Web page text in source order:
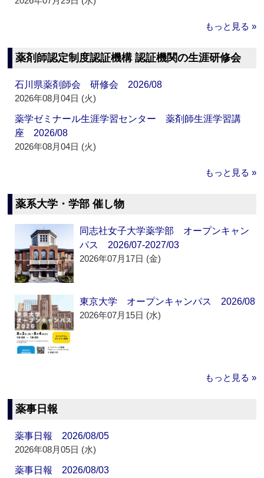
もっと見る »
薬剤師認定制度認証機構 認証機関の生涯研修会
石川県薬剤師会 研修会 2026/08
2026年08月04日 (火)
薬学ゼミナール生涯学習センター 薬剤師生涯学習講
座 2026/08
2026年08月04日 (火)
もっと見る »
薬系大学・学部 催し物
同志社女子大学薬学部 オープンキャン
パス 2026/07-2027/03
2026年07月17日 (金)
東京大学 オープンキャンパス 2026/08
2026年07月15日 (水)
もっと見る »
薬事日報
薬事日報 2026/08/05
2026年08月05日 (水)
薬事日報 2026/08/03